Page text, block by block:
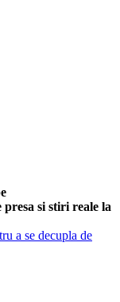
presa si stiri reale la
a se decupla de